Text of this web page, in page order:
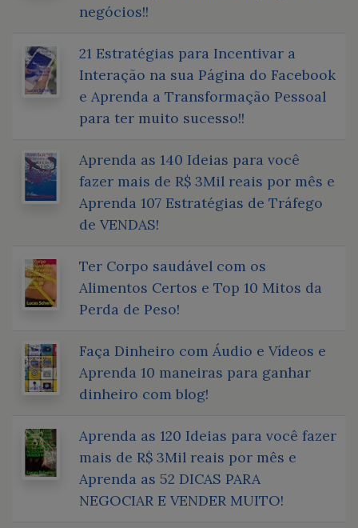
negócios!!
21 Estratégias para Incentivar a
Interação na sua Página do Facebook
e Aprenda a Transformação Pessoal
para ter muito sucesso!!
Aprenda as 140 Ideias para você
fazer mais de R$ 3Mil reais por mês e
Aprenda 107 Estratégias de Tráfego
de VENDAS!
Ter Corpo saudável com os
Alimentos Certos e Top 10 Mitos da
Perda de Peso!
Faça Dinheiro com Áudio e Vídeos e
Aprenda 10 maneiras para ganhar
dinheiro com blog!
Aprenda as 120 Ideias para você fazer
mais de R$ 3Mil reais por mês e
Aprenda as 52 DICAS PARA
NEGOCIAR E VENDER MUITO!